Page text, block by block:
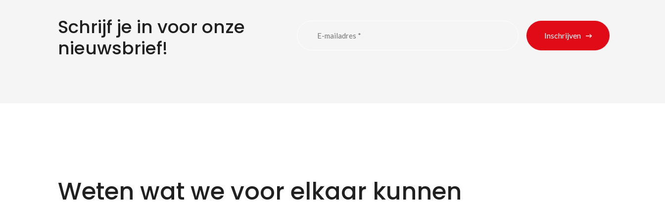
Schrijf je in voor onze
nieuwsbrief!
Inschrijven
Weten wat we voor elkaar kunnen